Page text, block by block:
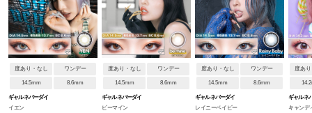
度あり・なし ワンデー
14.5mm 8.6mm
ギャルネバーダイ
イエン
度あり・なし ワンデー
14.5mm 8.6mm
ギャルネバーダイ
ビーマイン
度あり・なし ワンデー
14.5mm 8.6mm
ギャルネバーダイ
レイニーベイビー
度あ
ギャルネ
キャンデ